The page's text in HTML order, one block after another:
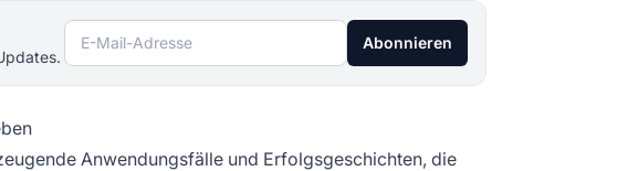
E-Mail-Adresse Abonnieren
Anwendungsfälle und Erfolgsgeschichten, die